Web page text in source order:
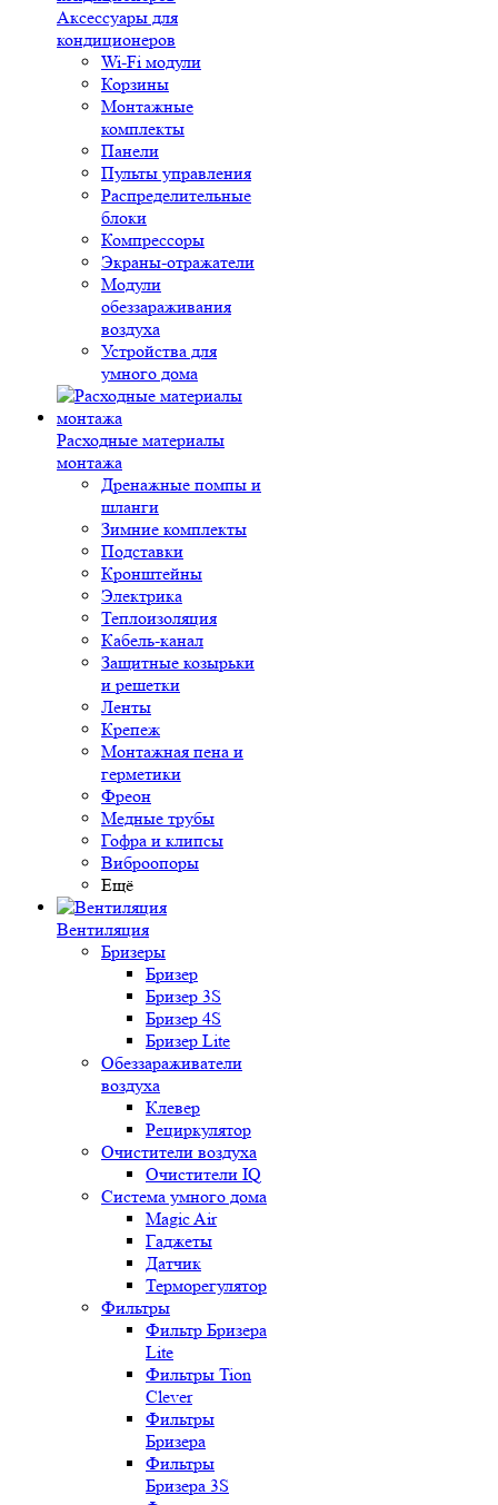
Аксессуары для
кондиционеров
Wi-Fi модули
Корзины
Монтажные
комплекты
Панели
Пульты управления
Распределительные
блоки
Компрессоры
Экраны-отражатели
Модули
обеззараживания
воздуха
Устройства для
умного дома
Расходные материалы
монтажа
Дренажные помпы и
шланги
Зимние комплекты
Подставки
Кронштейны
Электрика
Теплоизоляция
Кабель-канал
Защитные козырьки
и решетки
Ленты
Крепеж
Монтажная пена и
герметики
Фреон
Медные трубы
Гофра и клипсы
Виброопоры
Ещё
Вентиляция
Бризеры
Бризер
Бризер 3S
Бризер 4S
Бризер Lite
Обеззараживатели
воздуха
Клевер
Рециркулятор
Очистители воздуха
Очистители IQ
Система умного дома
Magic Air
Гаджеты
Датчик
Терморегулятор
Фильтры
Фильтр Бризера
Lite
Фильтры Tion
Clever
Фильтры
Бризера
Фильтры
Бризера 3S